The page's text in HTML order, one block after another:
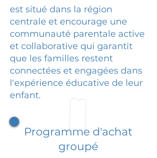
est situé dans la région
centrale et encourage une
communauté parentale active
et collaborative qui garantit
que les familles restent
connectées et engagées dans
l'expérience éducative de leur
enfant.
Programme d'achat
groupé